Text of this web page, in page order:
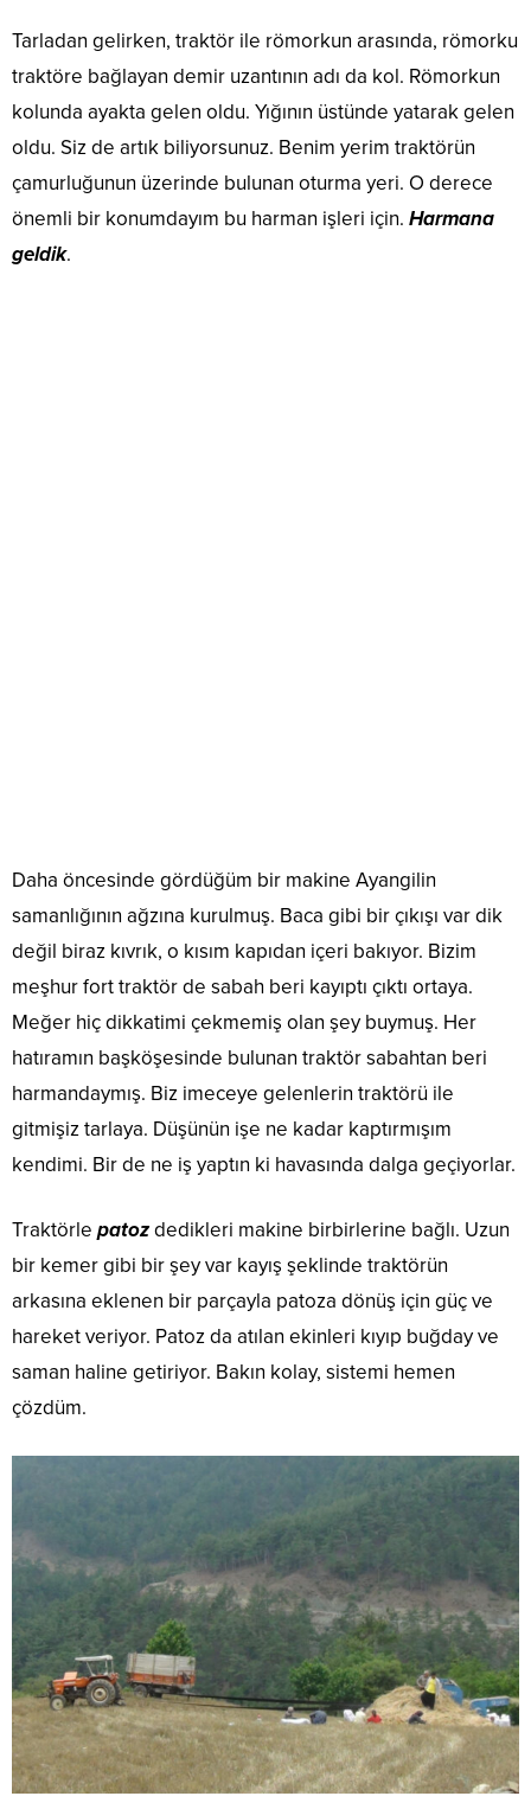
Tarladan gelirken, traktör ile römorkun arasında, römorku
traktöre bağlayan demir uzantının adı da kol. Römorkun
kolunda ayakta gelen oldu. Yığının üstünde yatarak gelen
oldu. Siz de artık biliyorsunuz. Benim yerim traktörün
çamurluğunun üzerinde bulunan oturma yeri. O derece
önemli bir konumdayım bu harman işleri için. Harmana
geldik.
Daha öncesinde gördüğüm bir makine Ayangilin
samanlığının ağzına kurulmuş. Baca gibi bir çıkışı var dik
değil biraz kıvrık, o kısım kapıdan içeri bakıyor. Bizim
meşhur fort traktör de sabah beri kayıptı çıktı ortaya.
Meğer hiç dikkatimi çekmemiş olan şey buymuş. Her
hatıramın başköşesinde bulunan traktör sabahtan beri
harmandaymış. Biz imeceye gelenlerin traktörü ile
gitmişiz tarlaya. Düşünün işe ne kadar kaptırmışım
kendimi. Bir de ne iş yaptın ki havasında dalga geçiyorlar.
Traktörle patozdedikleri makine birbirlerine bağlı. Uzun
bir kemer gibi bir şey var kayış şeklinde traktörün
arkasına eklenen bir parçayla patoza dönüş için güç ve
hareket veriyor. Patoz da atılan ekinleri kıyıp buğday ve
saman haline getiriyor. Bakın kolay, sistemi hemen
çözdüm.